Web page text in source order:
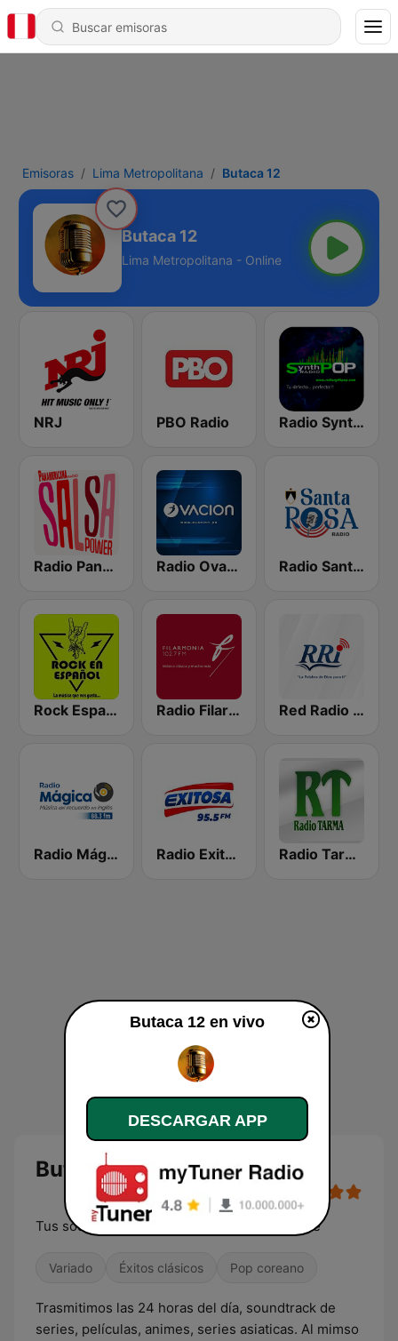
Emisoras Lima Metropolitana Butaca 12
Butaca 12
Lima Metropolitana - Online
NRJ PBO Radio Radio Synthpop
Radio Panamericana - Salsa Power Radio Ovación Radio Santa Rosa 105.1 FM
Rock Español Radio Radio Filarmonía Red Radio Integridad
Radio Mágica 88.3 FM Radio Exitosa Radio Tarma
Butaca 12
Tus soundtrack del ayer, de hoy y de siempre
Variado Éxitos clásicos Pop coreano
Trasmitimos las 24 horas del día, soundtrack de
series, películas, animes, series asiaticas. Al mimso
Butaca 12 en vivo
DESCARGAR APP